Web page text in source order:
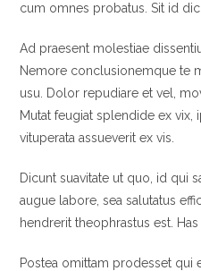
cum omnes probatus. Sit id
Ad praesent molestiae
Nemore conclusionemque te
usu. Dolor repudiare et vel,
Mutat feugiat splendide ex vix,
vituperata assueverit ex vis.
Dicunt suavitate ut quo, id qui
augue labore, sea salutatus
hendrerit theophrastus est.
Postea omittam prodesset qui